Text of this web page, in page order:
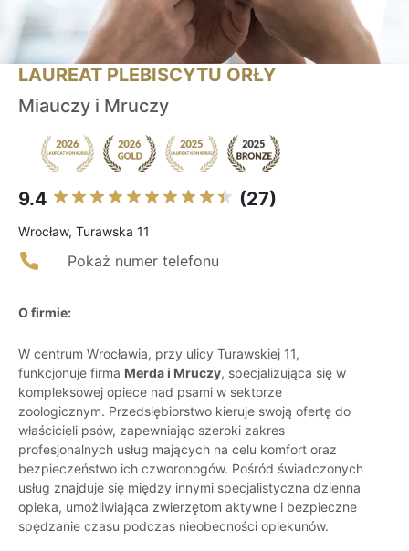
LAUREAT PLEBISCYTU ORŁY
Miauczy i Mruczy
9.4 (27)
Wrocław, Turawska 11
Pokaż numer telefonu
O firmie:
W centrum Wrocławia, przy ulicy Turawskiej 11,
funkcjonuje firma Merda i Mruczy, specjalizująca się w
kompleksowej opiece nad psami w sektorze
zoologicznym. Przedsiębiorstwo kieruje swoją ofertę do
właścicieli psów, zapewniając szeroki zakres
profesjonalnych usług mających na celu komfort oraz
bezpieczeństwo ich czworonogów. Pośród świadczonych
usług znajduje się między innymi specjalistyczna dzienna
opieka, umożliwiająca zwierzętom aktywne i bezpieczne
spędzanie czasu podczas nieobecności opiekunów.